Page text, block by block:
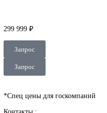
Нажмите, чтобы увеличить
ГлавнаяYaskawaAC Drives
Yaskawa CIMR-VC4A0038FAA